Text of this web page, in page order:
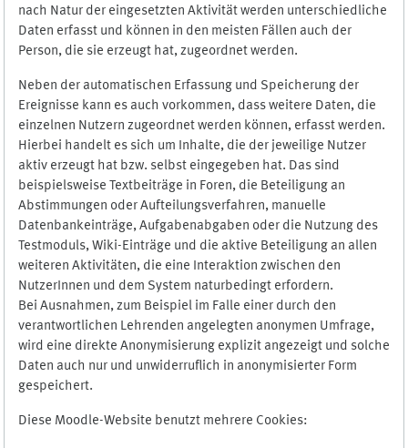
nach Natur der eingesetzten Aktivität werden unterschiedliche
Daten erfasst und können in den meisten Fällen auch der
Person, die sie erzeugt hat, zugeordnet werden.
Neben der automatischen Erfassung und Speicherung der
Ereignisse kann es auch vorkommen, dass weitere Daten, die
einzelnen Nutzern zugeordnet werden können, erfasst werden.
Hierbei handelt es sich um Inhalte, die der jeweilige Nutzer
aktiv erzeugt hat bzw. selbst eingegeben hat. Das sind
beispielsweise Textbeiträge in Foren, die Beteiligung an
Abstimmungen oder Aufteilungsverfahren, manuelle
Datenbankeinträge, Aufgabenabgaben oder die Nutzung des
Testmoduls, Wiki-Einträge und die aktive Beteiligung an allen
weiteren Aktivitäten, die eine Interaktion zwischen den
NutzerInnen und dem System naturbedingt erfordern.
Bei Ausnahmen, zum Beispiel im Falle einer durch den
verantwortlichen Lehrenden angelegten anonymen Umfrage,
wird eine direkte Anonymisierung explizit angezeigt und solche
Daten auch nur und unwiderruflich in anonymisierter Form
gespeichert.
Diese Moodle-Website benutzt mehrere Cookies: